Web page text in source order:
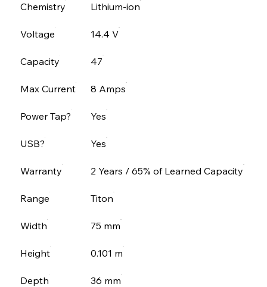
Chemistry Lithium-ion
Voltage 14.4 V
Capacity 47
Max Current 8 Amps
Power Tap? Yes
USB? Yes
Warranty 2 Years / 65% of Learned Capacity
Range Titon
Width 75 mm
Height 0.101 m
Depth 36 mm